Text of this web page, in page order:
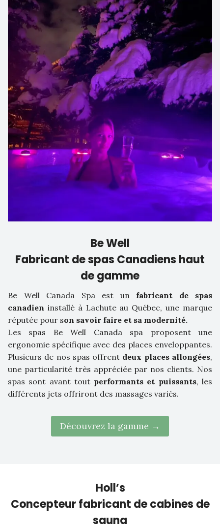
Be Well
Fabricant de spas Canadiens haut
de gamme
Be Well Canada Spa est un fabricant de spas
canadien installé à Lachute au Québec, une marque
réputée pour son savoir faire et sa modernité.
Les spas Be Well Canada spa proposent une
ergonomie spécifique avec des places enveloppantes.
Plusieurs de nos spas offrent deux places allongées,
une particularité très appréciée par nos clients. Nos
spas sont avant tout performants et puissants, les
différents jets offriront des massages variés.
Découvrez la gamme →
Holl’s
Concepteur fabricant de cabines de
sauna